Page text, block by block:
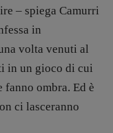
– spiega Camurri
in
volta venuti al
in un gioco di cui
ombra. Ed è
ci lasceranno